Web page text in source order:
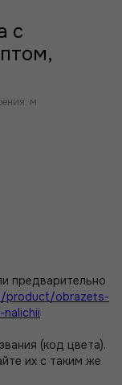
с
м
предварительно
product/obrazets-
(код цвета).
их с таким же